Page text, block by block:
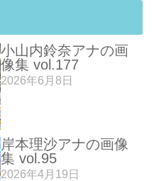
小山内鈴奈アナの画
像集 vol.177
2026年6月8日
岸本理沙アナの画像
集 vol.95
2026年4月19日